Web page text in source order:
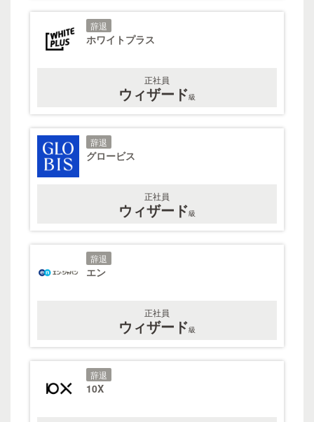
辞退
ホワイトプラス
正社員
ウィザード級
辞退
グロービス
正社員
ウィザード級
辞退
エン
正社員
ウィザード級
辞退
10X